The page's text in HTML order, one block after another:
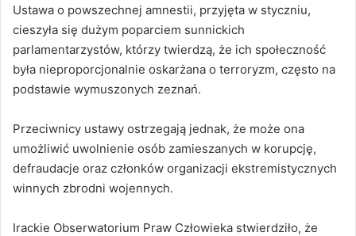
Ustawa o powszechnej amnestii, przyjęta w styczniu,
cieszyła się dużym poparciem sunnickich
parlamentarzystów, którzy twierdzą, że ich społeczność
była nieproporcjonalnie oskarżana o terroryzm, często na
podstawie wymuszonych zeznań.
Przeciwnicy ustawy ostrzegają jednak, że może ona
umożliwić uwolnienie osób zamieszanych w korupcję,
defraudacje oraz członków organizacji ekstremistycznych
winnych zbrodni wojennych.
Irackie Obserwatorium Praw Człowieka stwierdziło, że